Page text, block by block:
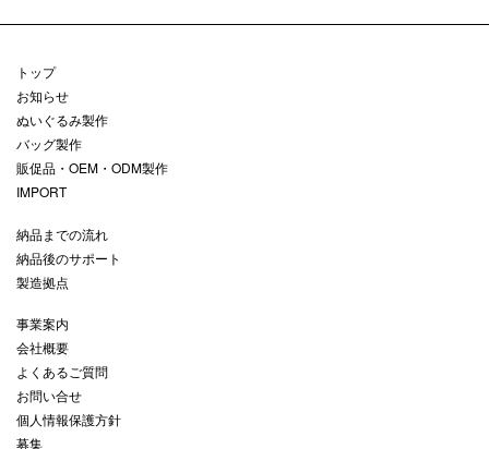
トップ
お知らせ
ぬいぐるみ製作
バッグ製作
販促品・OEM・ODM製作
IMPORT
納品までの流れ
納品後のサポート
製造拠点
事業案内
会社概要
よくあるご質問
お問い合せ
個人情報保護方針
募集